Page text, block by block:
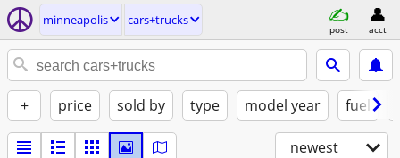
minneapolis cars+trucks
post acct
+ price sold by type model year fuel
newest